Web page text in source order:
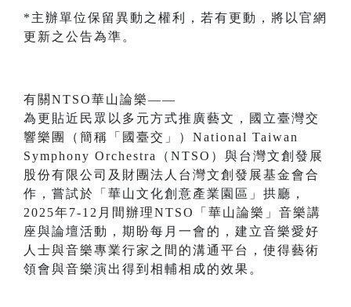
*主辦單位保留異動之權利，若有更動，將以官網
更新之公告為準。
有關NTSO華山論樂——
為更貼近民眾以多元方式推廣藝文，國立臺灣交
響樂團（簡稱「國臺交」）National Taiwan
Symphony Orchestra（NTSO）與台灣文創發展
股份有限公司及財團法人台灣文創發展基金會合
作，嘗試於「華山文化創意產業園區」拱廳，
2025年7-12月間辦理NTSO「華山論樂」音樂講
座與論壇活動，期盼每月一會的，建立音樂愛好
人士與音樂專業行家之間的溝通平台，使得藝術
領會與音樂演出得到相輔相成的效果。